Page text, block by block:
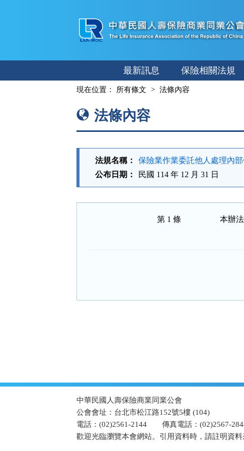
容
最新訊息 保險相關法規
現在位置： 所有條文 法條內容
法條內容
法規名稱：
保險業作業委託他人處理內
公布日期：
民國 114 年 12 月 31 日
第 1 條 本辦
中華民國人壽保險商業同業公會
公會會址：台北市松江路152號5樓 (104)
電話：(02)2561-2144
傳真電話：(02)2567-
歡迎光臨瀏覽本會網站。引用資料時，請註明資